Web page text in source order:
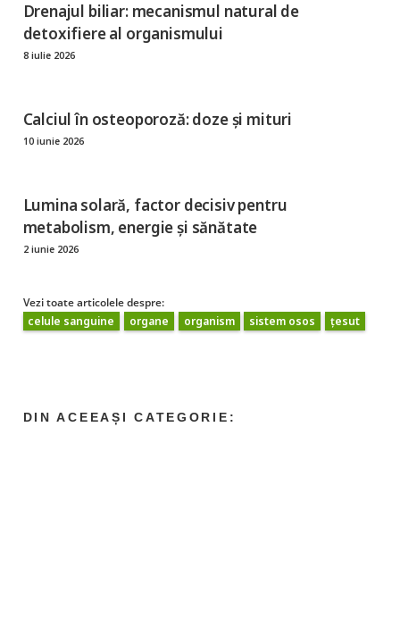
Drenajul biliar: mecanismul natural de
detoxifiere al organismului
8 iulie 2026
Calciul în osteoporoză: doze și mituri
10 iunie 2026
Lumina solară, factor decisiv pentru
metabolism, energie și sănătate
2 iunie 2026
Vezi toate articolele despre:
celule sanguine
organe organism sistem osos țesut